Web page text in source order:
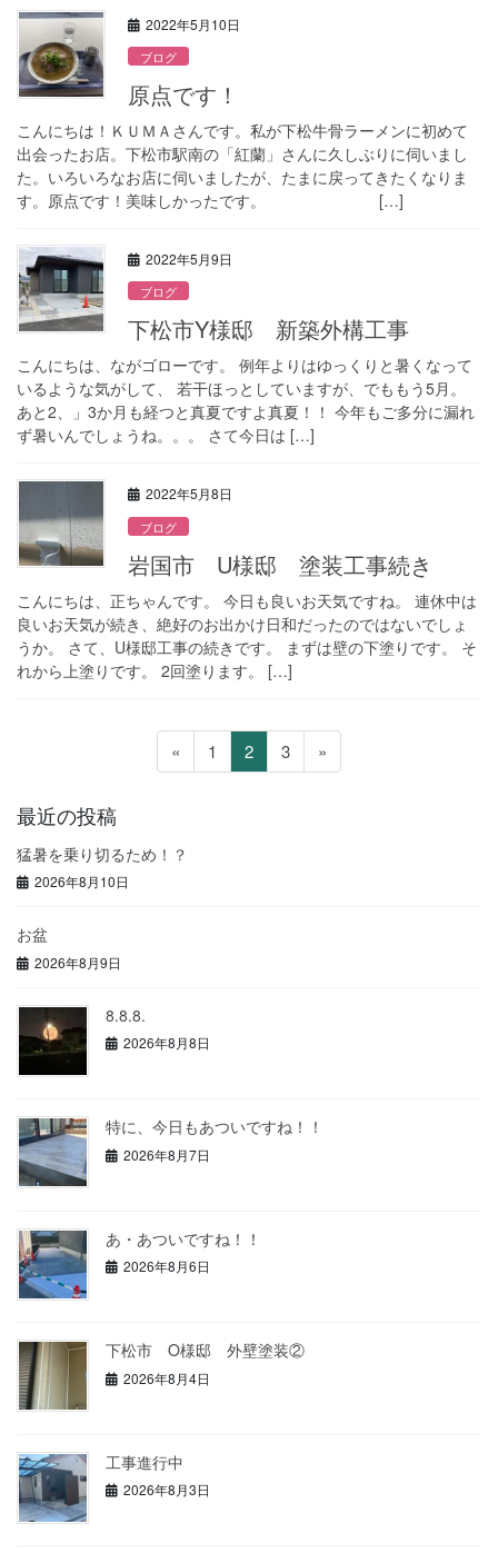
2022年5月10日
ブログ
原点です！
こんにちは！ＫＵＭＡさんです。私が下松牛骨ラーメンに初めて
出会ったお店。下松市駅南の「紅蘭」さんに久しぶりに伺いまし
た。いろいろなお店に伺いましたが、たまに戻ってきたくなりま
す。原点です！美味しかったです。 […]
2022年5月9日
ブログ
下松市Y様邸 新築外構工事
こんにちは、ながゴローです。 例年よりはゆっくりと暑くなって
いるような気がして、 若干ほっとしていますが、でももう5月。
あと2、」3か月も経つと真夏ですよ真夏！！ 今年もご多分に漏れ
ず暑いんでしょうね。。。 さて今日は […]
2022年5月8日
ブログ
岩国市 U様邸 塗装工事続き
こんにちは、正ちゃんです。 今日も良いお天気ですね。 連休中は
良いお天気が続き、絶好のお出かけ日和だったのではないでしょ
うか。 さて、U様邸工事の続きです。 まずは壁の下塗りです。 そ
れから上塗りです。 2回塗ります。 […]
の
ペ
ー
送
り
«
ペ
ー
1
ペ
ー
2
ペ
ー
3 »
最近の投稿
猛暑を乗り切るため！？
2026年8月10日
お盆
2026年8月9日
8.8.8.
2026年8月8日
特に、今日もあついですね！！
2026年8月7日
あ・あついですね！！
2026年8月6日
下松市 O様邸 外壁塗装②
2026年8月4日
工事進行中
2026年8月3日